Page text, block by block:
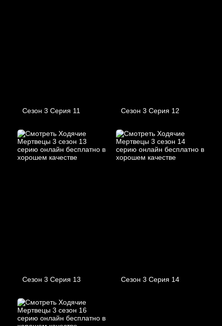
Сезон 3 Серия 11 Сезон 3 Серия 12
Сезон 3 Серия 13 Сезон 3 Серия 14